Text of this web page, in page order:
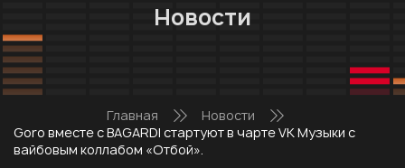
Новости
Главная
Новости
Goro вместе с BAGARDI стартуют в чарте VK Музыки с
вайбовым коллабом «Отбой».